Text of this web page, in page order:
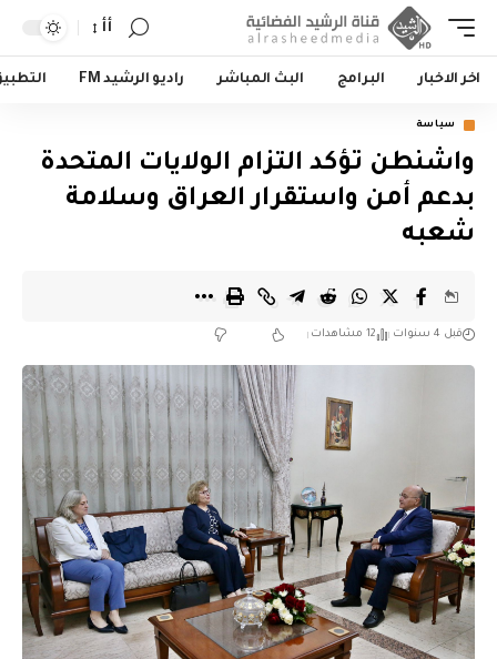
أأ
اخر الاخبار البرامج البث المباشر راديو الرشيد FM
سياسة
واشنطن تؤكد التزام الولايات المتحدة
بدعم أمن واستقرار العراق وسلامة
شعبه
قبل 4 سنوات 12 مشاهدات